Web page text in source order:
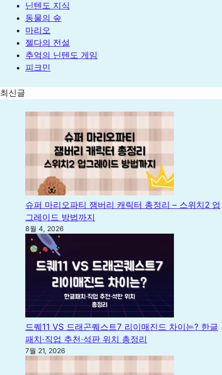
닌텐도 지식
동물의 숲
마리오
젤다의 전설
추억의 닌텐도 게임
피크민
최신글
슈퍼 마리오파티 잼버리 캐릭터 총정리 – 스위치2 업
그레이드 방법까지
8월 4, 2026
드퀘11 VS 드래곤퀘스트7 리이매진드 차이는? 한글
패치·직업 추천·석판 위치 총정리
7월 21, 2026